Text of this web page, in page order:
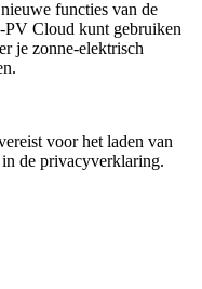
functies van de
PV Cloud kunt gebruiken
je zonne-elektrisch
voor het laden van
de privacyverklaring.